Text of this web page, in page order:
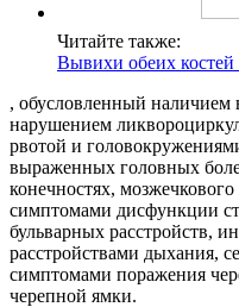
Читайте также:
Вывихи обеих костей
, обусловленный наличием
нарушением
рвотой и
выраженных головных
конечностях,
симптомами дисфункции
бульварных расстройств,
расстройствами дыхания,
симптомами поражения
черепной ямки.